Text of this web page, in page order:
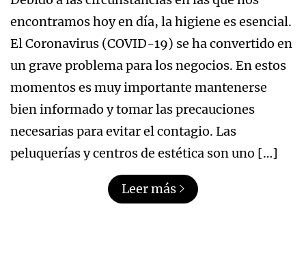
encontramos hoy en día, la higiene es esencial.
El Coronavirus (COVID-19) se ha convertido en
un grave problema para los negocios. En estos
momentos es muy importante mantenerse
bien informado y tomar las precauciones
necesarias para evitar el contagio. Las
peluquerías y centros de estética son uno […]
Leer más